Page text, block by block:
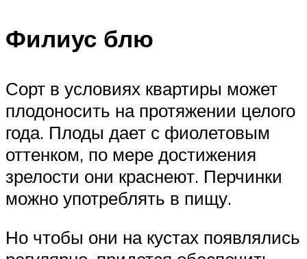
Филиус блю
Сорт в условиях квартиры может
плодоносить на протяжении целого
года. Плоды дает с фиолетовым
оттенком, по мере достижения
зрелости они краснеют. Перчинки
можно употреблять в пищу.
Но чтобы они на кустах появлялись